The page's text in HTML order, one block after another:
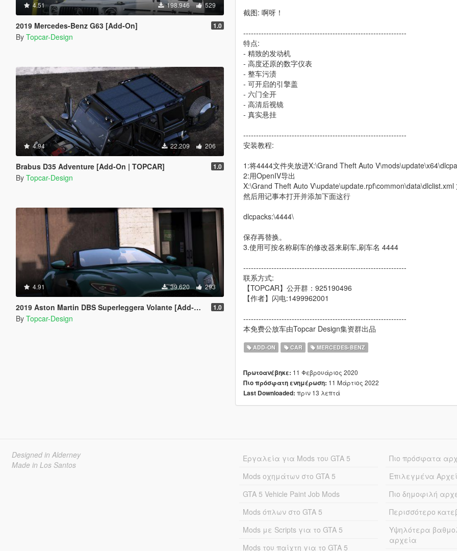
4.51 198.946 529
2019 Mercedes-Benz G63 [Add-On] 1.0
By Topcar-Design
4.94 22.209 206
Brabus D35 Adventure [Add-On | TOPCAR] 1.0
By Topcar-Design
4.91 39.620 293
2019 Aston Martin DBS Superleggera Volante [Add-On] 1.0
By Topcar-Design
截图: 啊呀！
----------------------------------------------------------------
特点:
- 精致的发动机
- 高度还原的数字仪表
- 整车污渍
- 可开启的引擎盖
- 六门全开
- 高清后视镜
- 真实悬挂
----------------------------------------------------------------
安装教程:
1:将4444文件夹放进X:\Grand Theft Auto
2:用OpenIV导出
X:\Grand Theft Auto V\update\update.rpf\common\data\dlclist.xml
然后用记事本打开并添加下面这行
dlcpacks:\4444\
保存再替换。
3.使用可按名称刷车的修改器来刷车,刷车名 4444
----------------------------------------------------------------
联系方式:
【TOPCAR】公开群：925190496
【作者】闪电:1499962001
----------------------------------------------------------------
本免费公放车由Topcar Design集资群出品
ADD-ON CAR MERCEDES-BENZ
Πρωτοανέβηκε: 11 Φεβρουάριος 2020
Πιο πρόσφατη ενημέρωση: 11 Μάρτιος 2022
Last Downloaded: πριν 13 λεπτά
Designed in Alderney
Made in Los Santos
Εργαλεία για Mods του GTA 5
Mods οχημάτων στο GTA 5
GTA 5 Vehicle Paint Job Mods
Mods όπλων στο GTA 5
Mods με Scripts για το GTA 5
Mods του παίχτη για το GTA 5
Πιο πρόσφατα
Επιλεγμένα
Πιο δημοφιλή
Περισσότερο
Υψηλότερα
αρχεία